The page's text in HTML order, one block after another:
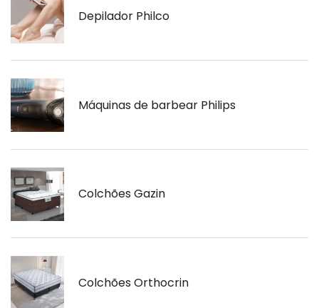
Depilador Philco
Máquinas de barbear Philips
Colchões Gazin
Colchões Orthocrin